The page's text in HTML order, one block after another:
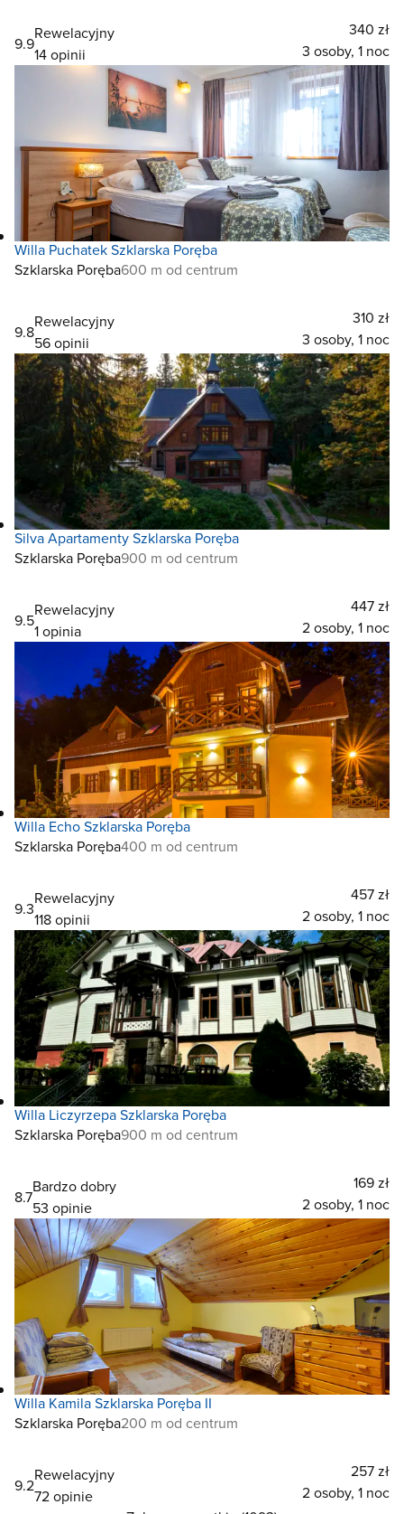
9.9
Rewelacyjny
14 opinii
340 zł
3 osoby, 1 noc
Willa Puchatek Szklarska Poręba
Szklarska Poręba600 m od centrum
9.8
Rewelacyjny
56 opinii
310 zł
3 osoby, 1 noc
Silva Apartamenty Szklarska Poręba
Szklarska Poręba900 m od centrum
9.5
Rewelacyjny
1 opinia
447 zł
2 osoby, 1 noc
Willa Echo Szklarska Poręba
Szklarska Poręba400 m od centrum
9.3
Rewelacyjny
118 opinii
457 zł
2 osoby, 1 noc
Willa Liczyrzepa Szklarska Poręba
Szklarska Poręba900 m od centrum
8.7
Bardzo dobry
53 opinie
169 zł
2 osoby, 1 noc
Willa Kamila Szklarska Poręba II
Szklarska Poręba200 m od centrum
9.2
Rewelacyjny
72 opinie
257 zł
2 osoby, 1 noc